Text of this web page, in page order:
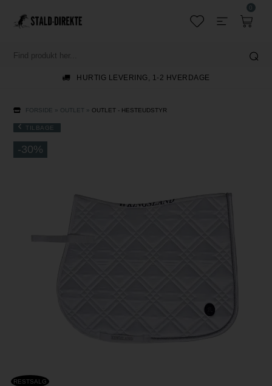
0
HURTIG LEVERING, 1-2 HVERDAGE
FORSIDE » OUTLET »OUTLET - HESTEUDSTYR
TILBAGE
RESTSALG
-30%